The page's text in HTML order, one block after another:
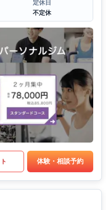
定休日
不定休
体験・相談予約